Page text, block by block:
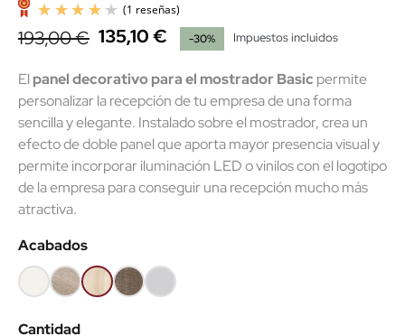
(1 reseñas)
193,00 € 135,10 € -30% Impuestos incluidos
El panel decorativo para el mostrador Basic permite
personalizar la recepción de tu empresa de una forma
sencilla y elegante. Instalado sobre el mostrador, crea un
efecto de doble panel que aporta mayor presencia visual y
permite incorporar iluminación LED o vinilos con el logotipo
de la empresa para conseguir una recepción mucho más
atractiva.
Acabados
BlancoOlmo
claro
AcaciaNebraska
Gris
claro
Cantidad